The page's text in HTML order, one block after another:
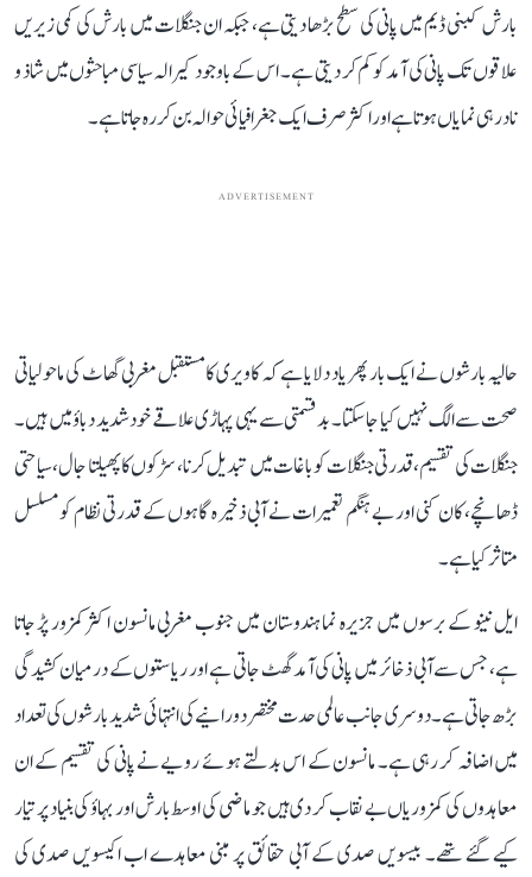
بارش کبنی ڈیم میں پانی کی سطح بڑھا دیتی ہے، جبکہ ان جنگلات میں بارش کی کمی زیریں
علاقوں تک پانی کی آمد کو کم کر دیتی ہے۔ اس کے باوجود کیرالہ سیاسی مباحثوں میں شاذ و
نادر ہی نمایاں ہوتا ہے اور اکثر صرف ایک جغرافیائی حوالہ بن کر رہ جاتا ہے۔
ADVERTISEMENT
حالیہ بارشوں نے ایک بار پھر یاد دلایا ہے کہ کاویری کا مستقبل مغربی گھاٹ کی ماحولیاتی
صحت سے الگ نہیں کیا جا سکتا۔ بدقسمتی سے یہی پہاڑی علاقے خود شدید دباؤ میں ہیں۔
جنگلات کی تقسیم، قدرتی جنگلات کو باغات میں تبدیل کرنا، سڑکوں کا پھیلتا جال، سیاحتی
ڈھانچے، کان کنی اور بے ہنگم تعمیرات نے آبی ذخیرہ گاہوں کے قدرتی نظام کو مسلسل
متاثر کیا ہے۔
ایل نینو کے برسوں میں جزیرہ نما ہندوستان میں جنوب مغربی مانسون اکثر کمزور پڑ جاتا
ہے، جس سے آبی ذخائر میں پانی کی آمد گھٹ جاتی ہے اور ریاستوں کے درمیان کشیدگی
بڑھ جاتی ہے۔ دوسری جانب عالمی حدت مختصر دورانیے کی انتہائی شدید بارشوں کی تعداد
میں اضافہ کر رہی ہے۔ مانسون کے اس بدلتے ہوئے رویے نے پانی کی تقسیم کے ان
معاہدوں کی کمزوریاں بے نقاب کر دی ہیں جو ماضی کی اوسط بارش اور بہاؤ کی بنیاد پر تیار
کیے گئے تھے۔ بیسویں صدی کے آبی حقائق پر مبنی معاہدے اب اکیسویں صدی کی